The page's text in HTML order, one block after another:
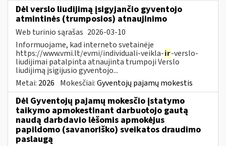
Dėl verslo liudijimą įsigyjančio gyventojo
atmintinės (trumposios) atnaujinimo
Web turinio sąrašas 2026-03-10
Informuojame, kad interneto svetainėje
https://www.vmi.lt/evmi/individuali-veikla-ir-verslo-
liudijimai patalpinta atnaujinta trumpoji Verslo
liudijimą įsigijusio gyventojo...
Metai: 2026 Mokesčiai:Gyventojų pajamų mokestis
Dėl Gyventojų pajamų mokesčio įstatymo
taikymo apmokestinant darbuotojo gautą
naudą darbdavio lėšomis apmokėjus
papildomo (savanoriško) sveikatos draudimo
paslaugą